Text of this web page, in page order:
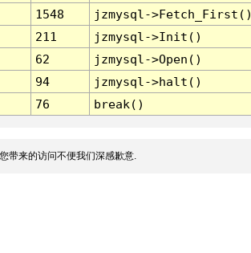
1548
jzmysql-
211
jzmysql->Init()
62
jzmysql->Open()
94
jzmysql->halt()
76 break()
带来的访问不便我们深感歉意.